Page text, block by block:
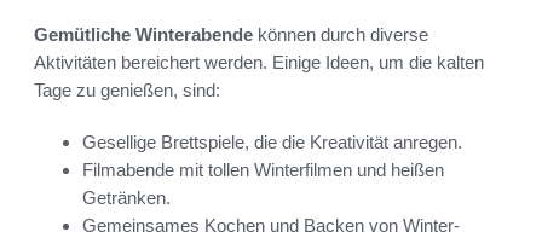
Gemütliche Winterabende können durch diverse
Aktivitäten bereichert werden. Einige Ideen, um die kalten
Tage zu genießen, sind:
Gesellige Brettspiele, die die Kreativität anregen.
Filmabende mit tollen Winterfilmen und heißen
Getränken.
Gemeinsames Kochen und Backen von Winter-